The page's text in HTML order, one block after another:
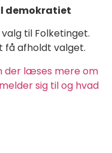
demokratiet
til Folketinget.
få afholdt valget.
der læses mere om
sig til og hvad